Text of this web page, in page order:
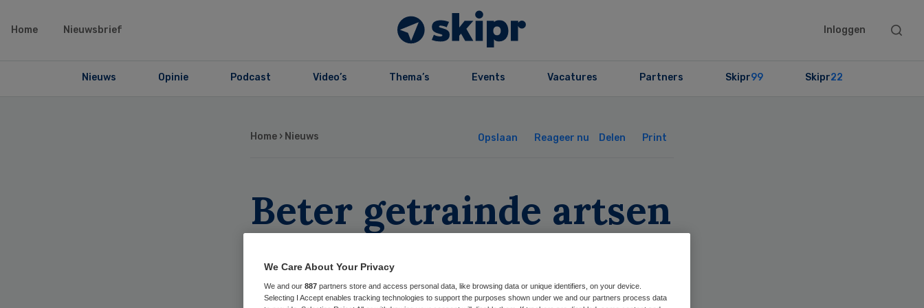
Home Nieuwsbrief Inloggen
Search
Nieuws Opinie Podcast Video’s Thema’s Events Vacatures Partners Skipr99 Skipr22
Home › Nieuws Opslaan Reageer nu Delen Print
Beter getrainde artsen
leveren meer
orgaandonoren op
We Care About Your Privacy
We and our 887 partners store and access personal data, like browsing data or unique identifiers, on your device.
Selecting I Accept enables tracking technologies to support the purposes shown under we and our partners process data